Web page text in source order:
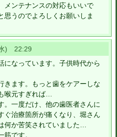
メンテナンスの対応もいいで
思うのでよろしくお願いしま
) 22:29
になっています。子供時代から
きます。もっと歯をケアーしな
喉元すぎれば…
。一度だけ、他の歯医者さんに
ぐ治療箇所が痛くなり、堀さん
何か苦笑されていました…
です。